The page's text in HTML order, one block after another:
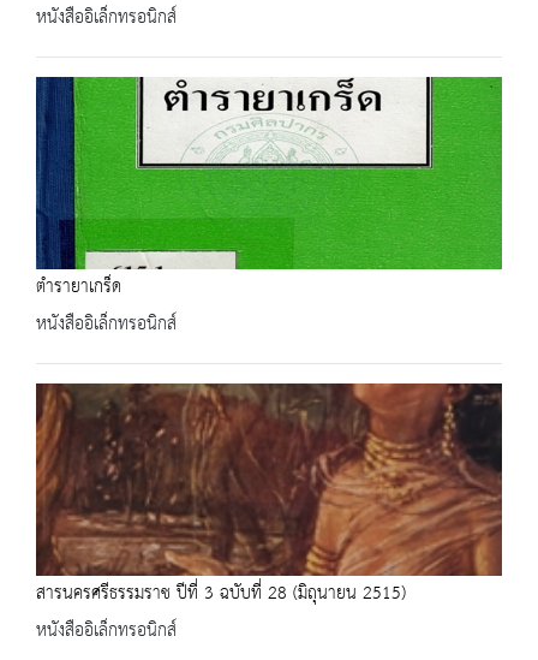
หนังสืออิเล็กทรอนิกส์
ตำรายาเกร็ด
หนังสืออิเล็กทรอนิกส์
สารนครศรีธรรมราช ปีที่ 3 ฉบับที่ 28 (มิถุนายน 2515)
หนังสืออิเล็กทรอนิกส์